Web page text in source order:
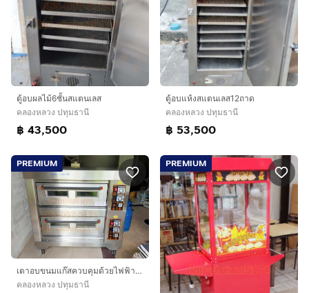
ตู้อบผลไม้6ชั้นสแตนเลส
คลองหลวง ปทุมธานี
฿ 43,500
ตู้อบแห้งสแตนเลส12ถาด
คลองหลวง ปทุมธานี
฿ 53,500
PREMIUM
เตาอบขนมแก๊สควบคุมด้วยไฟฟ้า4ถาดใหญ่
คลองหลวง ปทุมธานี
PREMIUM